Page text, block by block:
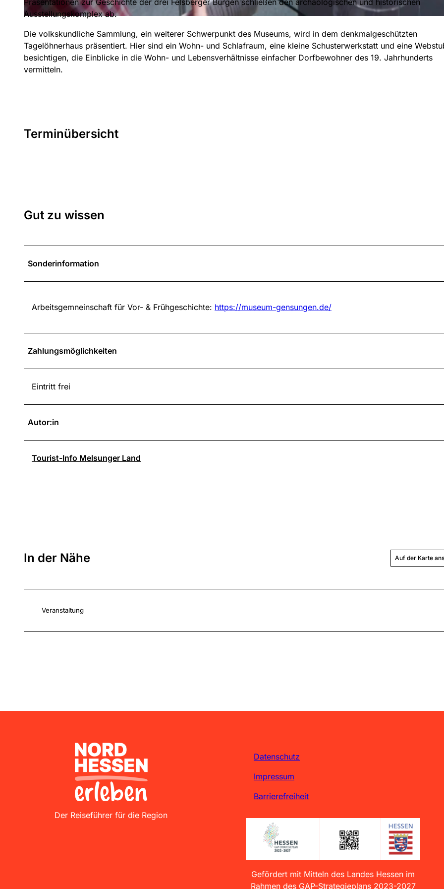
© Tourismusregion Melsunger Land |
Ausstellungskomplex ab.
Die volkskundliche Sammlung, ein weiterer Schwerpunkt des Museums, wird in dem denkmalgeschützten
Tagelöhnerhaus präsentiert. Hier sind ein Wohn- und Schlafraum, eine kleine Schusterwerkstatt und eine
besichtigen, die Einblicke in die Wohn- und Lebensverhältnisse einfacher Dorfbewohner des 19. Jahrhunderts
vermitteln.
Terminübersicht
Gut zu wissen
Sonderinformation
Arbeitsgemneinschaft für Vor- & Frühgeschichte: https://museum-gensungen.de/
Zahlungsmöglichkeiten
Eintritt frei
Autor:in
Tourist-Info Melsunger Land
In der Nähe Auf der Karte
Veranstaltung
Nordhessen Erleben
Der Reiseführer für die Region
Datenschutz
Impressum
Barrierefreiheit
Gefördert mit Mitteln des Landes Hessen im
Rahmen des GAP-Strategieplans 2023-2027